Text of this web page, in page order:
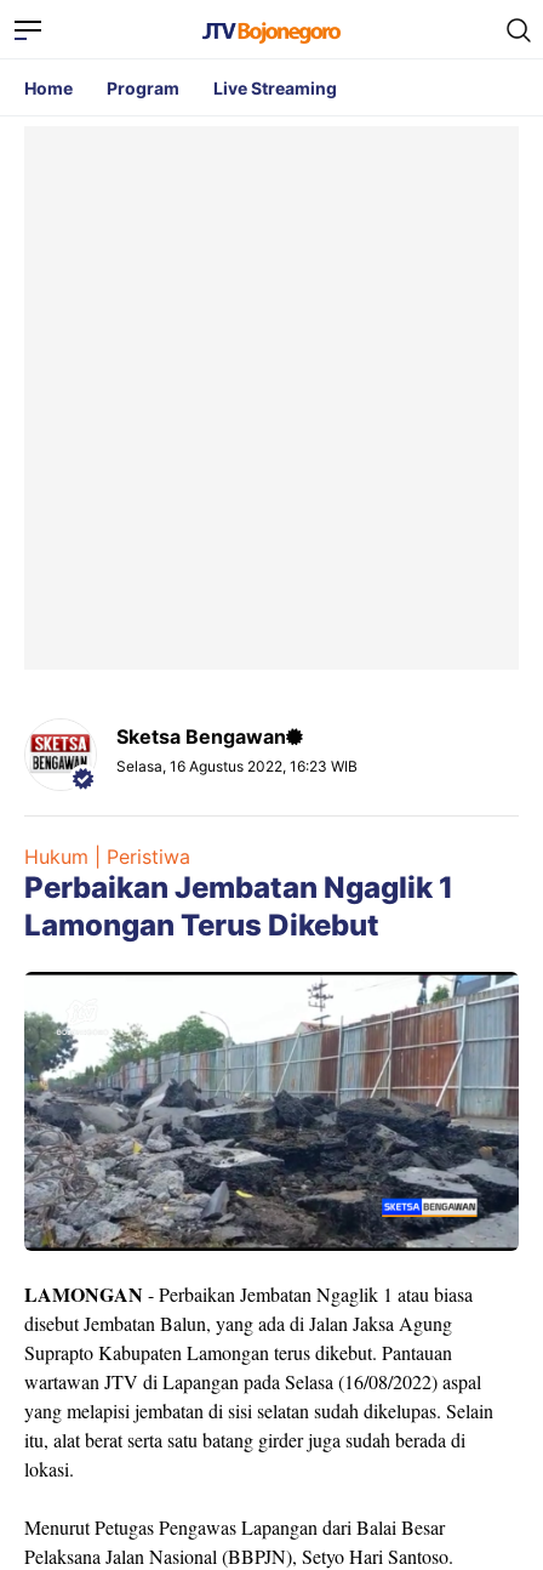
Home Program Live Streaming
Sketsa Bengawan
Selasa, 16 Agustus 2022, 16:23 WIB
Hukum | Peristiwa
Perbaikan Jembatan Ngaglik 1
Lamongan Terus Dikebut
LAMONGAN- Perbaikan Jembatan Ngaglik 1 atau biasa
disebut Jembatan Balun, yang ada di Jalan Jaksa Agung
Suprapto Kabupaten Lamongan terus dikebut. Pantauan
wartawan JTV di Lapangan pada Selasa (16/08/2022) aspal
yang melapisi jembatan di sisi selatan sudah dikelupas. Selain
itu, alat berat serta satu batang girder juga sudah berada di
lokasi.
Menurut Petugas Pengawas Lapangan dari Balai Besar
Pelaksana Jalan Nasional (BBPJN), Setyo Hari Santoso.